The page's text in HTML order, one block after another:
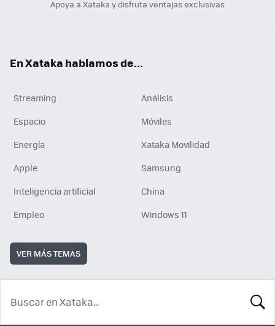
Apoya a Xataka y disfruta ventajas exclusivas
En Xataka hablamos de...
Streaming
Análisis
Espacio
Móviles
Energía
Xataka Movilidad
Apple
Samsung
Inteligencia artificial
China
Empleo
Windows 11
VER MÁS TEMAS